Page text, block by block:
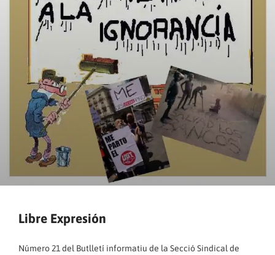
Libre Expresión
Número 21 del Butlletí informatiu de la Secció Sindical de